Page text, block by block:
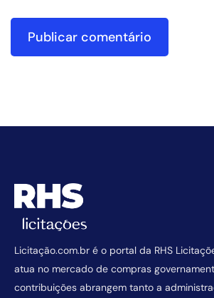
Licitação.com.br é o portal da RHS
atua no mercado de compras
contribuições abrangem tanto a